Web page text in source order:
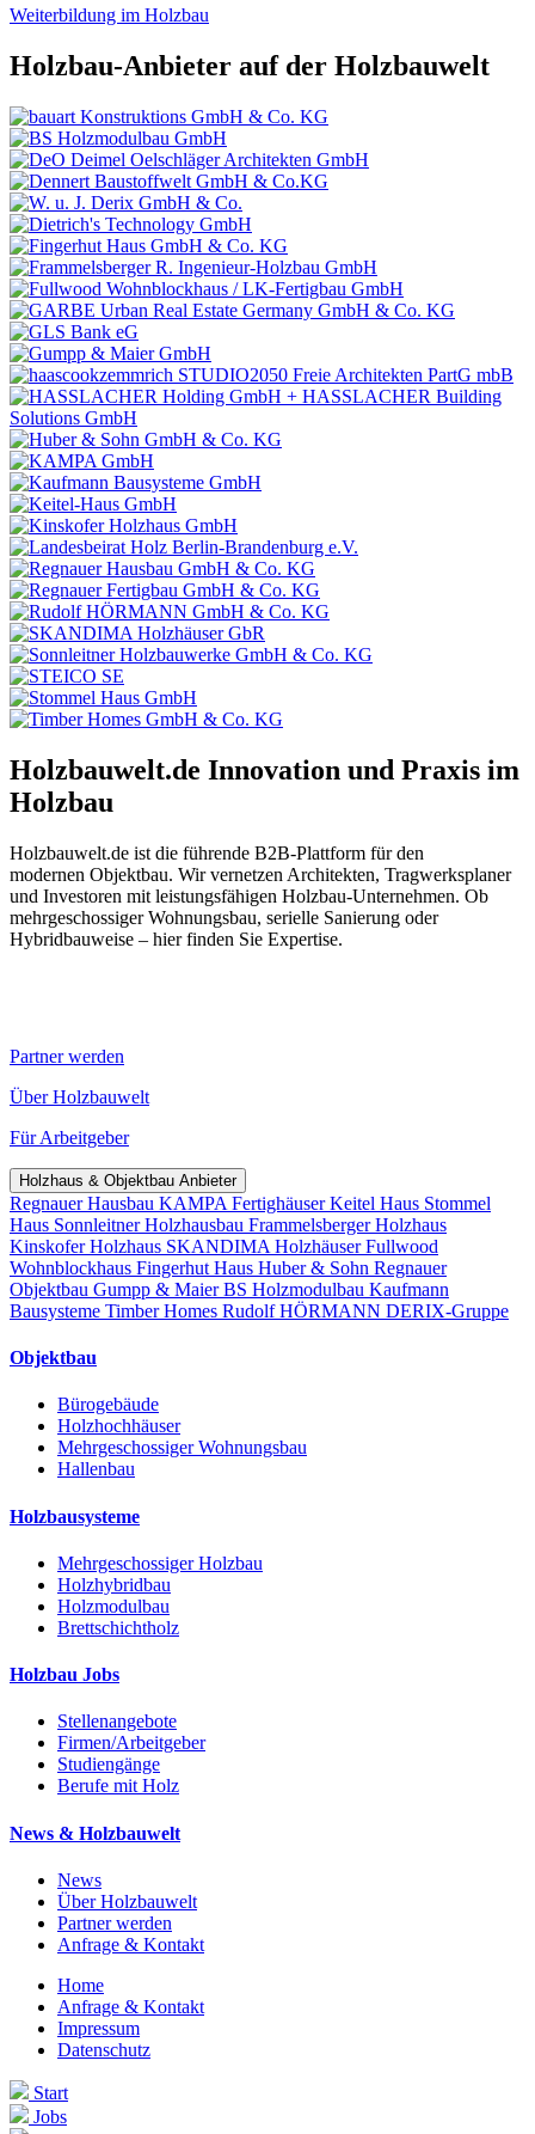
Weiterbildung im Holzbau
Holzbau-Anbieter auf der Holzbauwelt
Holzbauwelt.de Innovation und Praxis im
Holzbau
Holzbauwelt.de ist die führende B2B-Plattform für den
modernen Objektbau. Wir vernetzen Architekten, Tragwerksplaner
und Investoren mit leistungsfähigen Holzbau-Unternehmen. Ob
mehrgeschossiger Wohnungsbau, serielle Sanierung oder
Hybridbauweise – hier finden Sie Expertise.
Partner werden
Über Holzbauwelt
Für Arbeitgeber
Holzhaus & Objektbau Anbieter
Regnauer Hausbau KAMPA FertighäuserKeitel Haus Stommel
Haus Sonnleitner Holzhausbau Frammelsberger Holzhaus
Kinskofer Holzhaus SKANDIMA HolzhäuserFullwood
Wohnblockhaus Fingerhut Haus Huber & Sohn Regnauer
Objektbau Gumpp & MaierBS Holzmodulbau Kaufmann
Bausysteme Timber Homes Rudolf HÖRMANN DERIX-Gruppe
Objektbau
Bürogebäude
Holzhochhäuser
Mehrgeschossiger Wohnungsbau
Hallenbau
Holzbausysteme
Mehrgeschossiger Holzbau
Holzhybridbau
Holzmodulbau
Brettschichtholz
Holzbau Jobs
Stellenangebote
Firmen/Arbeitgeber
Studiengänge
Berufe mit Holz
News & Holzbauwelt
News
Über Holzbauwelt
Partner werden
Anfrage & Kontakt
Home
Anfrage & Kontakt
Impressum
Datenschutz
Start
Jobs